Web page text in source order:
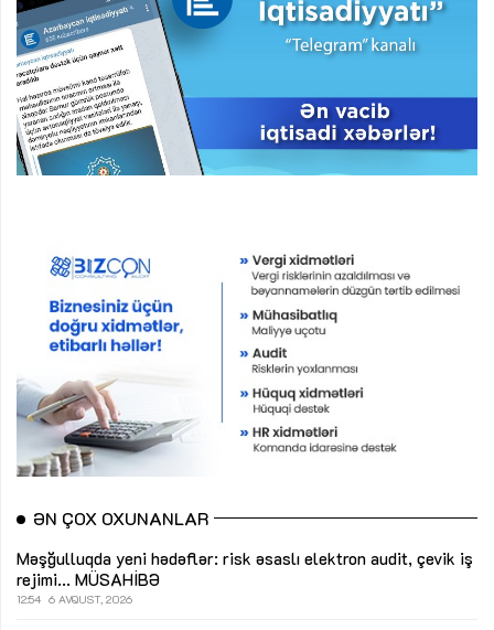
ƏN ÇOX OXUNANLAR
Məşğulluqda yeni hədəflər: risk əsaslı elektron audit, çevik iş
rejimi... MÜSAHİBƏ
12:54 6 AVQUST, 2026